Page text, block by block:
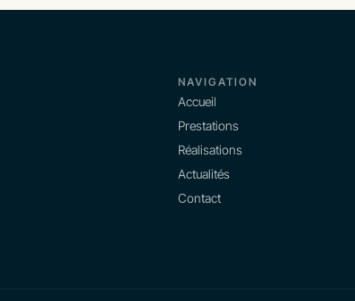
NAVIGATION
Accueil
Prestations
Réalisations
Actualités
Contact